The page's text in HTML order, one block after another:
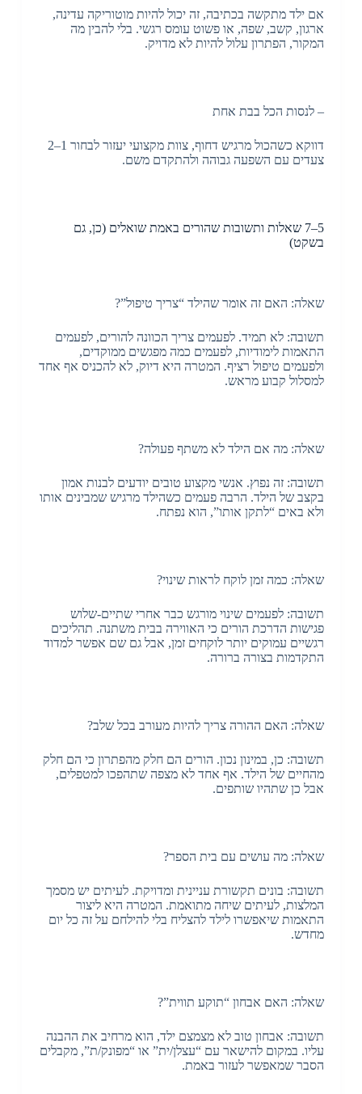
אם ילד מתקשה בכתיבה, זה יכול להיות מוטוריקה עדינה,
ארגון, קשב, שפה, או פשוט עומס רגשי. בלי להבין מה
המקור, הפתרון עלול להיות לא מדויק.
– לנסות הכל בבת אחת
דווקא כשהכול מרגיש דחוף, צוות מקצועי יעזור לבחור 1–2
צעדים עם השפעה גבוהה ולהתקדם משם.
5–7 שאלות ותשובות שהורים באמת שואלים (כן, גם
בשקט)
שאלה: האם זה אומר שהילד “צריך טיפול”?
תשובה: לא תמיד. לפעמים צריך הכוונה להורים, לפעמים
התאמות לימודיות, לפעמים כמה מפגשים ממוקדים,
ולפעמים טיפול רציף. המטרה היא דיוק, לא להכניס אף אחד
למסלול קבוע מראש.
שאלה: מה אם הילד לא משתף פעולה?
תשובה: זה נפוץ. אנשי מקצוע טובים יודעים לבנות אמון
בקצב של הילד. הרבה פעמים כשהילד מרגיש שמבינים אותו
ולא באים “לתקן אותו”, הוא נפתח.
שאלה: כמה זמן לוקח לראות שינוי?
תשובה: לפעמים שינוי מורגש כבר אחרי שתיים-שלוש
פגישות הדרכת הורים כי האווירה בבית משתנה. תהליכים
רגשיים עמוקים יותר לוקחים זמן, אבל גם שם אפשר למדוד
התקדמות בצורה ברורה.
שאלה: האם ההורה צריך להיות מעורב בכל שלב?
תשובה: כן, במינון נכון. הורים הם חלק מהפתרון כי הם חלק
מהחיים של הילד. אף אחד לא מצפה שתהפכו למטפלים,
אבל כן שתהיו שותפים.
שאלה: מה עושים עם בית הספר?
תשובה: בונים תקשורת עניינית ומדויקת. לעיתים יש מסמך
המלצות, לעיתים שיחה מתואמת. המטרה היא ליצור
התאמות שיאפשרו לילד להצליח בלי להילחם על זה כל יום
מחדש.
שאלה: האם אבחון “תוקע תווית”?
תשובה: אבחון טוב לא מצמצם ילד, הוא מרחיב את ההבנה
עליו. במקום להישאר עם “עצלן/ית” או “מפונק/ת”, מקבלים
הסבר שמאפשר לעזור באמת.